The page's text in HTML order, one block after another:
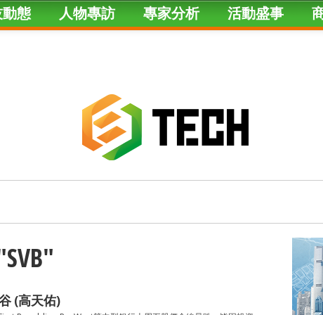
態 人物專訪 專家分析 活動盛事
(高天佑)